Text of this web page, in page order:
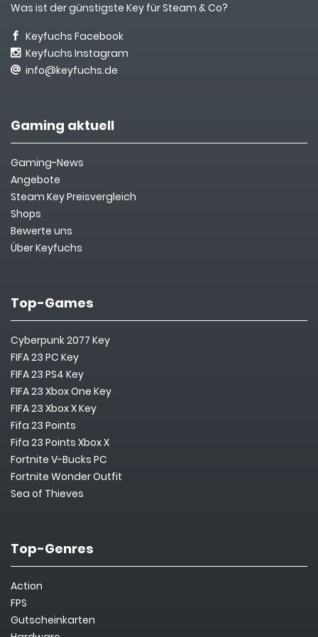
Was ist der günstigste Key für Steam & Co?
Keyfuchs Facebook
Keyfuchs Instagram
info@keyfuchs.de
Gaming aktuell
Gaming-News
Angebote
Steam Key Preisvergleich
Shops
Bewerte uns
Über Keyfuchs
Top-Games
Cyberpunk 2077 Key
FIFA 23 PC Key
FIFA 23 PS4 Key
FIFA 23 Xbox One Key
FIFA 23 Xbox X Key
Fifa 23 Points
Fifa 23 Points Xbox X
Fortnite V-Bucks PC
Fortnite Wonder Outfit
Sea of Thieves
Top-Genres
Action
FPS
Gutscheinkarten